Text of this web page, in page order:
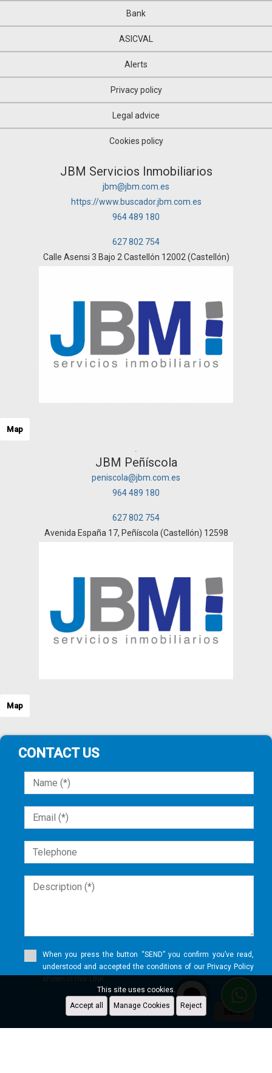
Bank
ASICVAL
Alerts
Privacy policy
Legal advice
Cookies policy
JBM Servicios Inmobiliarios
jbm@jbm.com.es
https://www.buscador.jbm.com.es
964 489 180
627 802 754
Calle Asensi 3 Bajo 2 Castellón 12002 (Castellón)
Map
JBM Peñíscola
peniscola@jbm.com.es
964 489 180
627 802 754
Avenida España 17, Peñíscola (Castellón) 12598
Map
CONTACT US
When you press the button “SEND” you confirm you’ve read,
understood and accepted the conditions of our Privacy Policy
shown in this LINK
Send
This site uses cookies.
Accept all
Manage Cookies Reject